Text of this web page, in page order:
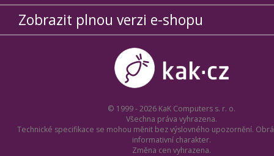
Zobrazit plnou verzi e-shopu
© 1999 - 2026 KaK Computers s. r. o.
Všechna práva vyhrazena.
Technické specifikace se mohou měnit bez výslovného upozornění.
informativní charakter.
Změna cen vyhrazena.